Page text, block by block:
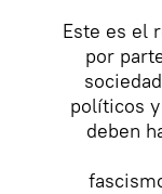
Este es el
por
políticos
deben